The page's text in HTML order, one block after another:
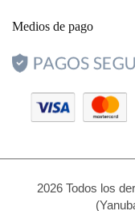
Medios de pago
2026 Todos los